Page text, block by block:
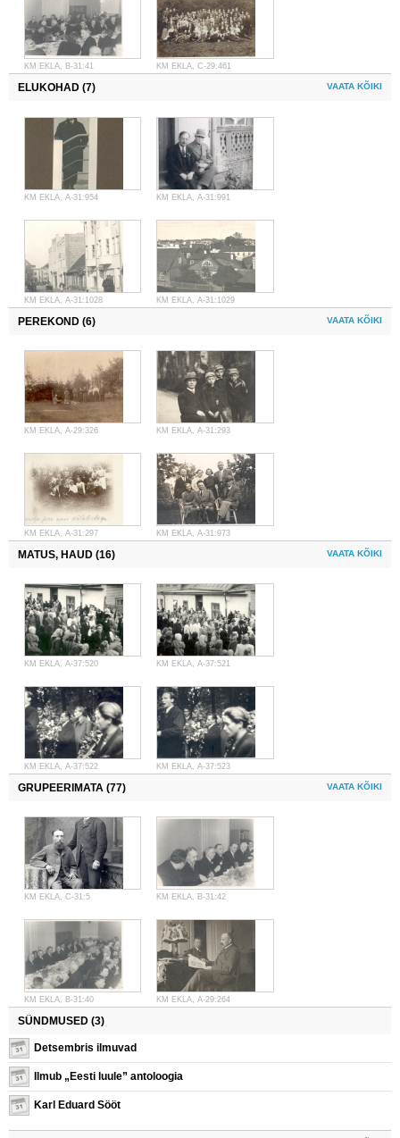
KM EKLA, B-31:41 KM EKLA, C-29:461
ELUKOHAD (7) VAATA KÕIKI
KM EKLA, A-31:954 KM EKLA, A-31:991
KM EKLA, A-31:1028 KM EKLA, A-31:1029
PEREKOND (6) VAATA KÕIKI
KM EKLA, A-29:326 KM EKLA, A-31:293
KM EKLA, A-31:297 KM EKLA, A-31:973
MATUS, HAUD (16) VAATA KÕIKI
KM EKLA, A-37:520 KM EKLA, A-37:521
KM EKLA, A-37:522 KM EKLA, A-37:523
GRUPEERIMATA (77) VAATA KÕIKI
KM EKLA, C-31:5 KM EKLA, B-31:42
KM EKLA, B-31:40 KM EKLA, A-29:264
SÜNDMUSED (3)
Detsembris ilmuvad
Ilmub „Eesti luule” antoloogia
Karl Eduard Sööt